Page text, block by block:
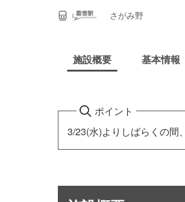
さがみ野
施設概要 基本情報
ポイント
3/23(水)よりしばらくの間